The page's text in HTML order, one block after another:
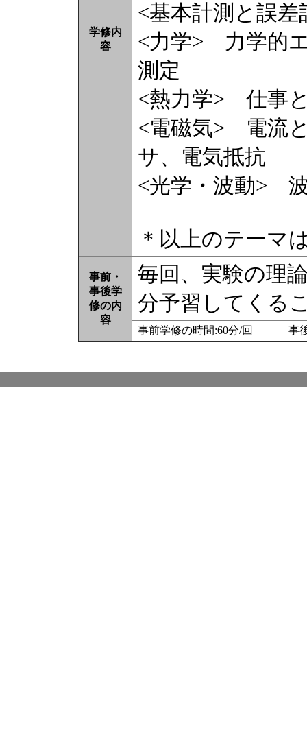
学修内
容
<基本計測と誤
<力学> 力学的
測定
<熱力学> 仕事
<電磁気> 電流
サ、電気抵抗
<光学・波動>
＊以上のテーマ
事前・
事後学
修の内
容
毎回、実験の理
分予習してくる
事前学修の時間:60分/回 事後